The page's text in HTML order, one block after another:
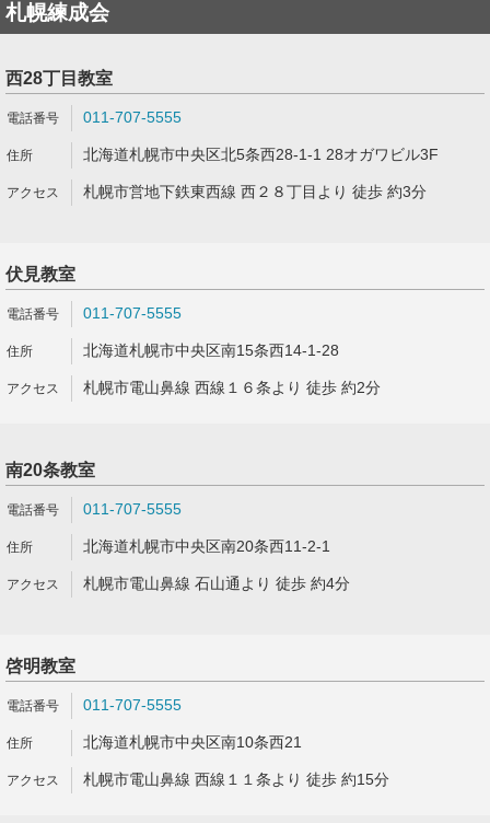
札幌練成会
西28丁目教室
011-707-5555
北海道札幌市中央区北5条西28-1-1 28オガワビル3F
札幌市営地下鉄東西線 西２８丁目より 徒歩 約3分
伏見教室
011-707-5555
北海道札幌市中央区南15条西14-1-28
札幌市電山鼻線 西線１６条より 徒歩 約2分
南20条教室
011-707-5555
北海道札幌市中央区南20条西11-2-1
札幌市電山鼻線 石山通より 徒歩 約4分
啓明教室
011-707-5555
北海道札幌市中央区南10条西21
札幌市電山鼻線 西線１１条より 徒歩 約15分